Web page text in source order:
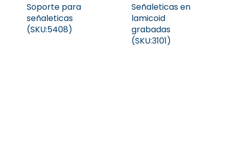
Soporte para
señaleticas
(SKU:5408)
Señaleticas en
lamicoid
grabadas
(SKU:3101)